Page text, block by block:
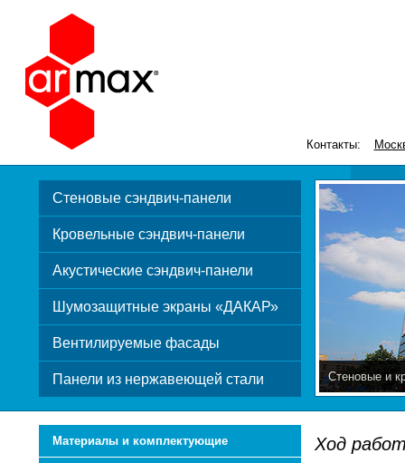
Контакты:
Стеновые сэндвич-панели
Кровельные сэндвич-панели
Акустические сэндвич-панели
Шумозащитные экраны «ДАКАР»
Вентилируемые фасады
Панели из нержавеющей стали Стеновые и
Материалы и комплектующие
Ход